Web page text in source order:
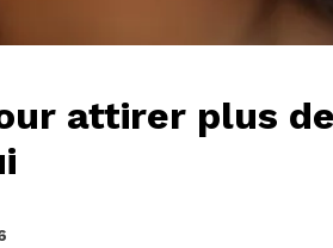
attirer plus